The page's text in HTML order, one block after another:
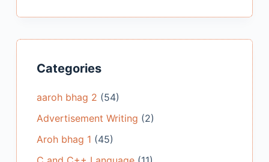
Categories
aaroh bhag 2 (54)
Advertisement Writing (2)
Aroh bhag 1 (45)